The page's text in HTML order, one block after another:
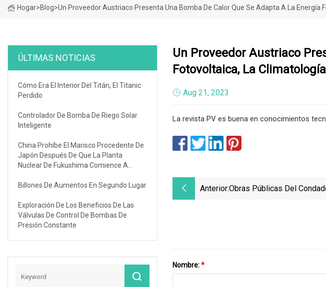
Hogar>Blog>Un Proveedor Austriaco Presenta Una Bomba De Calor Que Se Adapta A La Energía
ÚLTIMAS NOTICIAS
Cómo Era El Interior Del Titán, El Titanic
Perdido
Controlador De Bomba De Riego Solar
Inteligente
China Prohíbe El Marisco Procedente De
Japón Después De Que La Planta
Nuclear De Fukushima Comience A
Billones De Aumentos En Segundo Lugar
Exploración De Los Beneficios De Las
Válvulas De Control De Bombas De
Presión Constante
Un Proveedor Austriaco
Fotovoltaica, La
Aug 21, 2023
La revista PV es buena en conocimientos
Anterior:Obras Públicas Del
Nombre:*